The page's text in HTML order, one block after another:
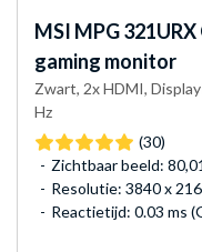
MSI MPG
gaming monitor
Zwart, 2x HDMI,
Hz
(30)
Zichtbaar beeld:
Resolutie: 3840 x
Reactietijd: 0.03 ms